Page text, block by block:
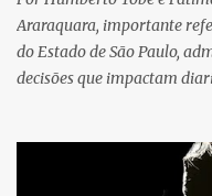
Araraquara, importante
do Estado de São Paulo,
decisões que impactam
município, mas também de
ampliando